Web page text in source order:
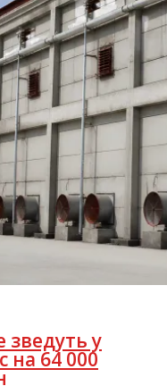
зведуть у
на 64 000